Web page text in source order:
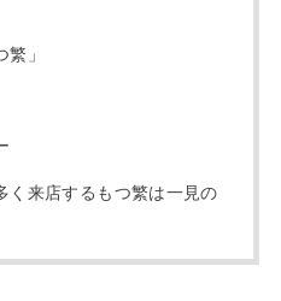
」
く来店するもつ繁は一見の